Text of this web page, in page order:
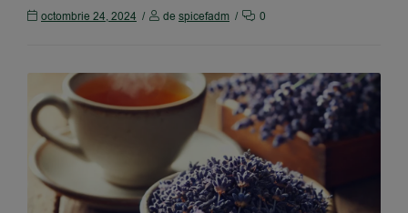
octombrie 24, 2024 de spicefadm 0